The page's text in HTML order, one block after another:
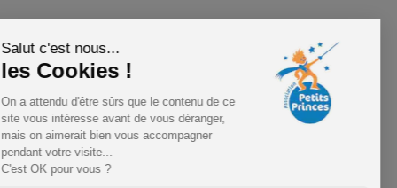
Salut c'est nous...
les Cookies !
On a attendu d'être sûrs que le contenu de ce
site vous intéresse avant de vous déranger,
mais on aimerait bien vous accompagner
pendant votre visite...
C'est OK pour vous ?